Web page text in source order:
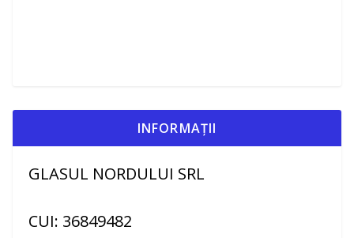
INFORMAȚII
GLASUL NORDULUI SRL
CUI: 36849482